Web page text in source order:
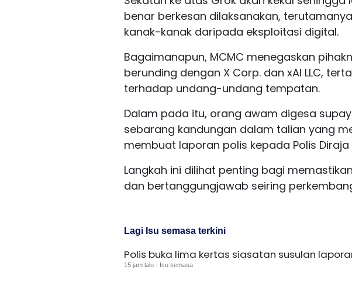
benar berkesan dilaksanakan,
kanak-kanak daripada eksploitasi digital.
Bagaimanapun, MCMC menegaskan
berunding dengan X Corp. dan xAI LLC,
terhadap undang-undang tempatan.
Dalam pada itu, orang awam digesa
sebarang kandungan dalam talian yang
membuat laporan polis kepada Polis Diraja
Langkah ini dilihat penting bagi
dan bertanggungjawab seiring
Lagi Isu semasa terkini
Polis buka lima kertas siasatan susulan
15 jam lalu · Isu semasa